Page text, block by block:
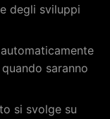
degli sviluppi
saranno
si svolge su